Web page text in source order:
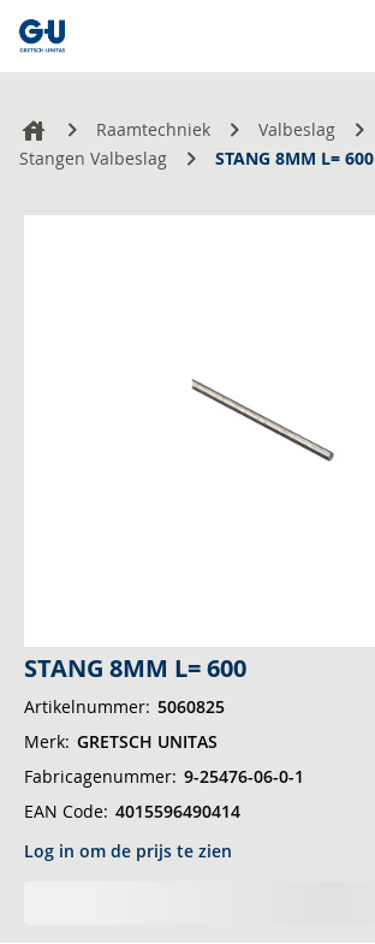
Raamtechniek
Valbeslag
Stangen Valbeslag
STANG 8MM L= 600
Ga
het
begin
van
de
gallerij
STANG 8MM L= 600
Artikelnummer 5060825
Merk GRETSCH UNITAS
Fabricagenummer 9-25476-06-0-1
EAN Code 4015596490414
Log in om de prijs te zien